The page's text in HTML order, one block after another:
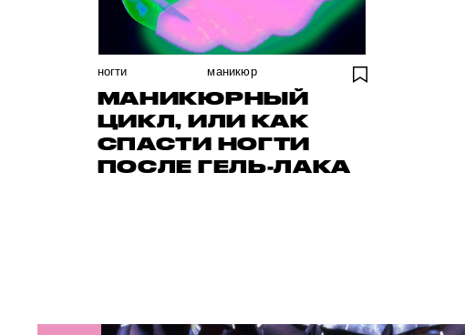
ногти маникюр
МАНИКЮРНЫЙ
ЦИКЛ, ИЛИ КАК
СПАСТИ НОГТИ
ПОСЛЕ ГЕЛЬ-ЛАКА